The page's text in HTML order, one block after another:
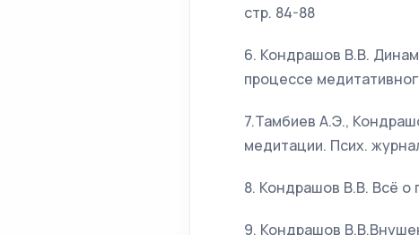
стр. 84-88
6. Кондрашов В.В.
процессе
7.Тамбиев А.Э.,
медитации. Псих.
8. Кондрашов В.В. Всё о
9. Кондрашов